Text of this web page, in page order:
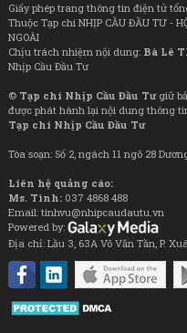
Giấy phép trang thông tin điện tử
Thuộc Tạp chí NHỊP CẦU ĐẦU TƯ -
NGOÀI
Chịu trách nhiệm nội dung: Bà Lê
Nhịp Cầu Đầu Tư
© Tạp chí Nhịp Cầu Đầu Tưgiữ
được phát hành lại nội dung thông
Tạp chí Nhịp Cầu Đầu Tư
Tòa soạn: Số 2, ngách 11 ngõ 28
Liên hệ quảng cáo:
Ms. Tình: 037 4868 488
Email: tinhvu@nhipcaudautu.vn
Powered by:
Địa chỉ: Lầu 3, 63A Võ Văn Tần, P.